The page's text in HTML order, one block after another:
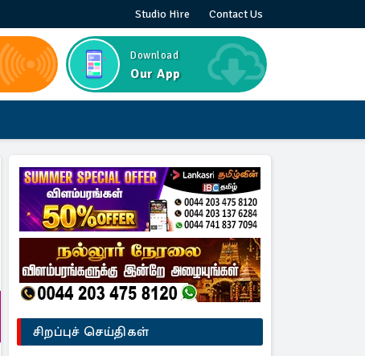
Studio Hire Contact Us
Download
Our App
சிறப்புச் செய்திகள்